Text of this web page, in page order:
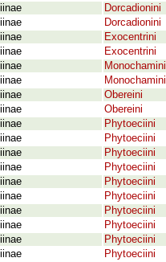
Dorcadionini
Dorcadionini
Exocentrini
Exocentrini
Monochamini
Monochamini
Obereini
Obereini
Phytoeciini
Phytoeciini
Phytoeciini
Phytoeciini
Phytoeciini
Phytoeciini
Phytoeciini
Phytoeciini
Phytoeciini
Phytoeciini